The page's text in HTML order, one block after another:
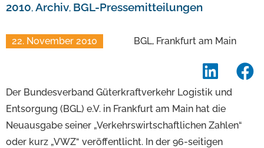
2010, Archiv, BGL-Pressemitteilungen
22. November 2010 BGL, Frankfurt am Main
Der Bundesverband Güterkraftverkehr Logistik und
Entsorgung (BGL) e.V. in Frankfurt am Main hat die
Neuausgabe seiner „Verkehrswirtschaftlichen Zahlen“
oder kurz „VWZ“ veröffentlicht. In der 96-seitigen